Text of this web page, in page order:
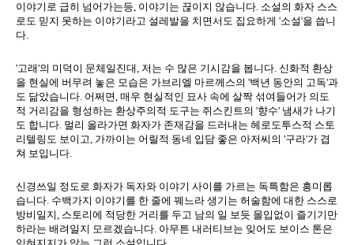
이야기로 급히 넘어가는등, 이야기는 끊이지 않습니다. 소설의 화자 스스
로도 믿지 못하는 이야기라고 설레발을 치면서도 집요하게 '소설'을 씁니
다.
'고래'의 미덕이 문체일진대, 저는 수 많은 기시감을 봅니다. 신화적 환상
을 현실에 버무려 놓은 모습은 가브리엘 마르께스의 '백년 동안의 고독'과
도 닮았습니다. 어쩌면, 매우 현실적인 묘사 속에 살짝 섞여들어가 의도
적 거리감을 형성하는 환상주의적 도구는 쥐스킨트의 '향수' 냄새가 나기
도 합니다. 멀리 올라가면 화자가 존재감을 드러내는 헤로도투스적 스토
리텔링도 보이고, 가까이는 어릴적 동네 입담 좋은 아저씨의 '구라'가 겹
쳐 보입니다.
신경쓰일 정도로 화자가 독자와 이야기 사이를 가르는 독특함은 흥미롭
습니다. 수백가지 이야기를 한 줄에 꿰느라 생기는 허술함에 대한 스스로
방비일지, 스토리에 적당한 거리를 두고 남의 일 보듯 몰입없이 즐기기만
하라는 배려일지 모르겠습니다. 아무튼 내러티브는 잊어도 보이스 톤은